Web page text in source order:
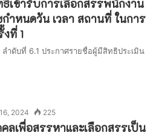
เข้ารับการเลือกสรรพนักงาน
ำหนดวัน เวลา สถานที่ ในการ
ที่ 1
ำดับที่ 6.1 ประกาศรายชื่อผู้มีสิทธิประเมิน
2024 225
เพื่อสรรหาและเลือกสรรเป็น